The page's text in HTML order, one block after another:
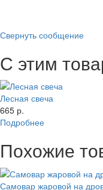
Свернуть сообщение
С этим
Лесная свеча
665 р.
Подробнее
Похожие
Самовар жаровой на